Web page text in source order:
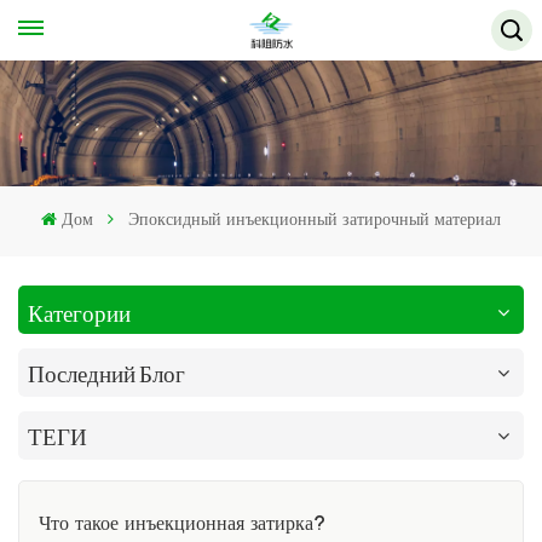
Дом Эпоксидный инъекционный затирочный материал
Категории
Последний Блог
ТЕГИ
Что такое инъекционная затирка?